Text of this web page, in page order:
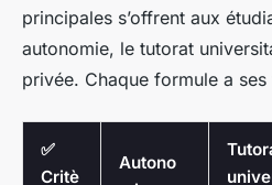
principales s’offrent aux
autonomie, le tutorat
privée. Chaque formule a
✅
Critè
Autono